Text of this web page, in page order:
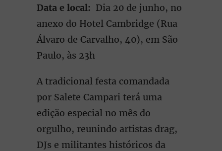
Data e local: Dia 20 de junho, no
anexo do Hotel Cambridge (Rua
Álvaro de Carvalho, 40), em São
Paulo, às 23h
A tradicional festa comandada
por Salete Campari terá uma
edição especial no mês do
orgulho, reunindo artistas drag,
DJs e militantes históricos da